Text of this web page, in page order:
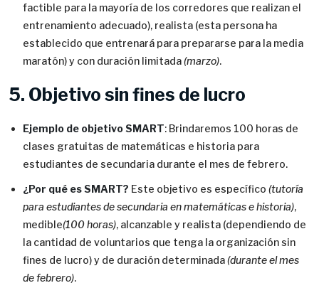
factible para la mayoría de los corredores que realizan el
entrenamiento adecuado), realista (esta persona ha
establecido que entrenará para prepararse para la media
maratón) y con duración limitada(marzo).
5. Objetivo sin fines de lucro
Ejemplo de objetivo SMART: Brindaremos 100 horas de
clases gratuitas de matemáticas e historia para
estudiantes de secundaria durante el mes de febrero.
¿Por qué es SMART? Este objetivo es específico (tutoría
para estudiantes de secundaria en matemáticas e historia),
medible(100 horas), alcanzable y realista (dependiendo de
la cantidad de voluntarios que tenga la organización sin
fines de lucro) y de duración determinada(durante el mes
de febrero).